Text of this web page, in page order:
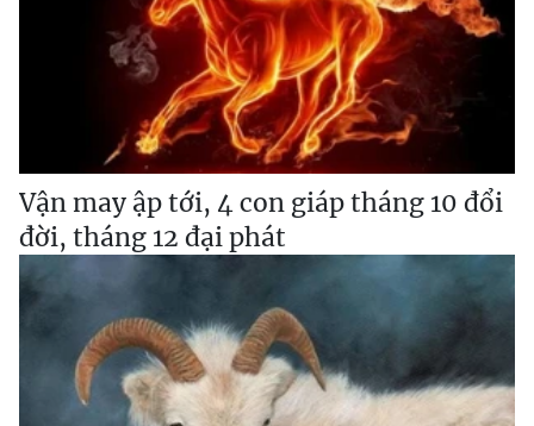
Vận may ập tới, 4 con giáp tháng 10 đổi
đời, tháng 12 đại phát